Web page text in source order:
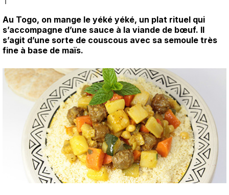
Texte
Au Togo, on mange le yéké yéké, un plat rituel qui
s’accompagne d’une sauce à la viande de bœuf. Il
s’agit d’une sorte de couscous avec sa semoule très
fine à base de maïs.